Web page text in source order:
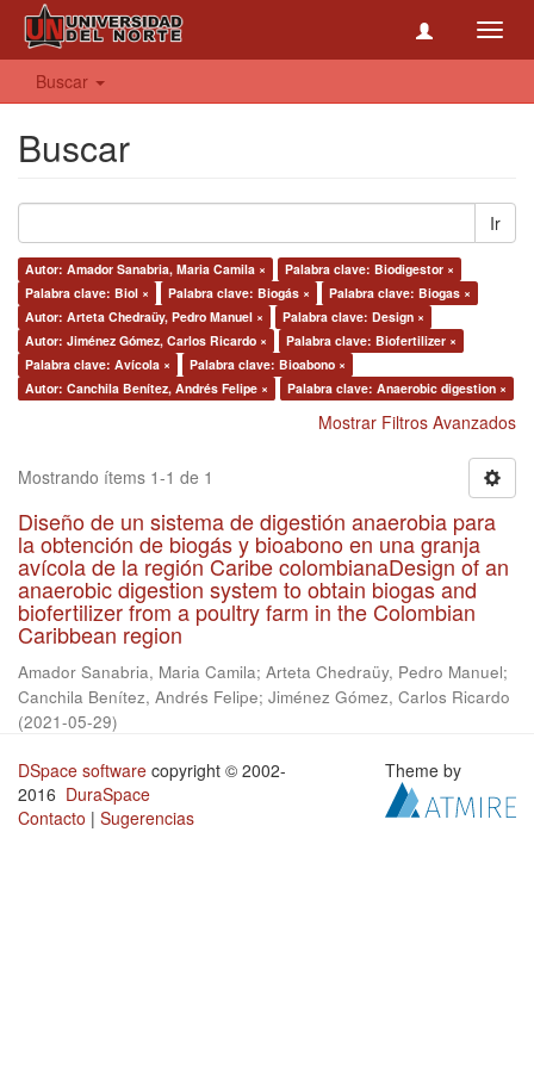
Buscar
Buscar
Ir
Autor: Amador Sanabria, Maria Camila ×
Palabra clave: Biodigestor ×
Palabra clave: Biol ×
Palabra clave: Biogás ×
Palabra clave: Biogas ×
Autor: Arteta Chedraüy, Pedro Manuel ×
Palabra clave: Design ×
Autor: Jiménez Gómez, Carlos Ricardo ×
Palabra clave: Biofertilizer ×
Palabra clave: Avícola ×
Palabra clave: Bioabono ×
Autor: Canchila Benítez, Andrés Felipe ×
Palabra clave: Anaerobic digestion ×
Mostrar Filtros Avanzados
Mostrando ítems 1-1 de 1
Diseño de un sistema de digestión anaerobia para
la obtención de biogás y bioabono en una granja
avícola de la región Caribe colombianaDesign of an
anaerobic digestion system to obtain biogas and
biofertilizer from a poultry farm in the Colombian
Caribbean region
Amador Sanabria, Maria Camila; Arteta Chedraüy, Pedro Manuel;
Canchila Benítez, Andrés Felipe; Jiménez Gómez, Carlos Ricardo
(2021-05-29)
DSpace software copyright © 2002-
2016 DuraSpace
Contacto | Sugerencias
Theme by